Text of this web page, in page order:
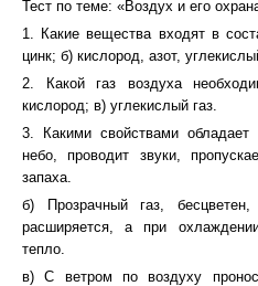
Тест по теме: «Воздух и его
1. Какие вещества входят в
цинк; б) кислород, азот,
2. Какой газ воздуха
кислород; в) углекислый газ.
3. Какими свойствами
небо, проводит звуки,
запаха.
б) Прозрачный газ,
расширяется, а при
тепло.
в) С ветром по воздуху